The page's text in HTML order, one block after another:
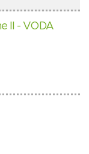
II - VODA